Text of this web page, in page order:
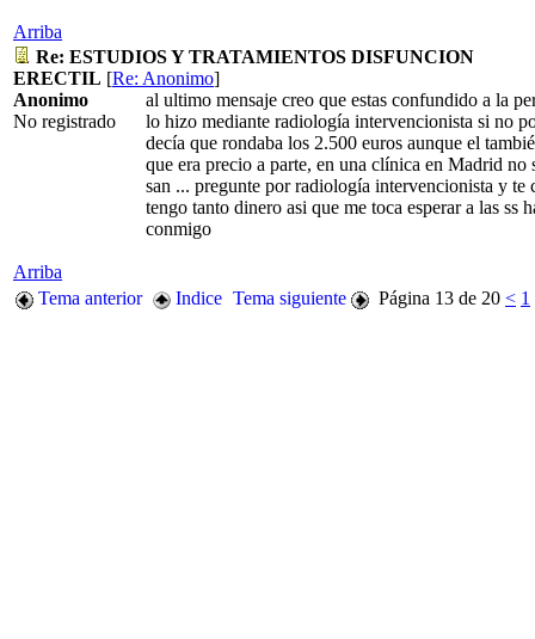
Arriba
Re: ESTUDIOS Y TRATAMIENTOS DISFUNCION
ERECTIL [Re: Anonimo]
Anonimo
No registrado
al ultimo mensaje creo que estas confundido a la
lo hizo mediante radiología intervencionista si no
decía que rondaba los 2.500 euros aunque el
que era precio a parte, en una clínica en Madrid no
san ... pregunte por radiología intervencionista y te
tengo tanto dinero asi que me toca esperar a las ss
conmigo
Arriba
Página 13 de 20 < 1
Tema anterior Indice Tema siguiente